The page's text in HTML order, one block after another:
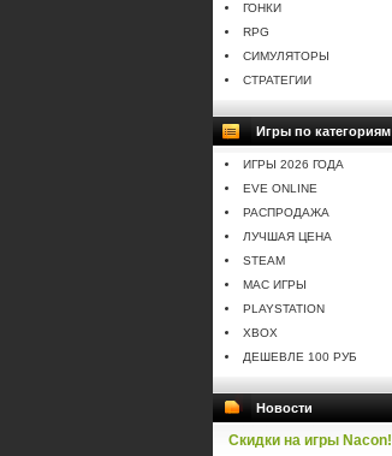
ГОНКИ
RPG
СИМУЛЯТОРЫ
СТРАТЕГИИ
Игры по категориям
ИГРЫ 2026 ГОДА
EVE ONLINE
РАСПРОДАЖА
ЛУЧШАЯ ЦЕНА
STEAM
MAC ИГРЫ
PLAYSTATION
XBOX
ДЕШЕВЛЕ 100 РУБ
Новости
Скидки на игры Nacon!